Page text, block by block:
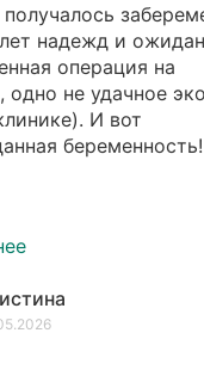
надежд и
операция на
одно не удачное
И вот
беременность!